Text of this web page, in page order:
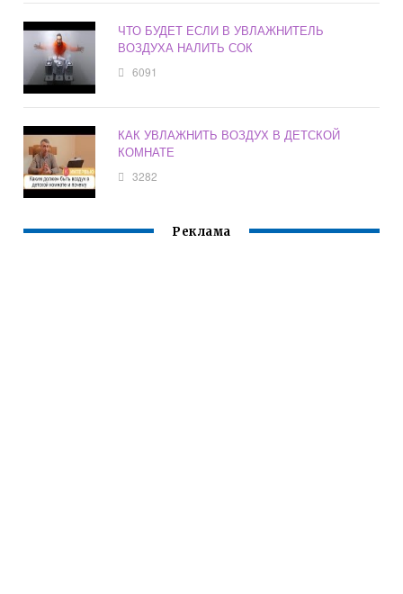
ЧТО БУДЕТ ЕСЛИ В УВЛАЖНИТЕЛЬ
ВОЗДУХА НАЛИТЬ СОК
6091
КАК УВЛАЖНИТЬ ВОЗДУХ В ДЕТСКОЙ
КОМНАТЕ
3282
Реклама